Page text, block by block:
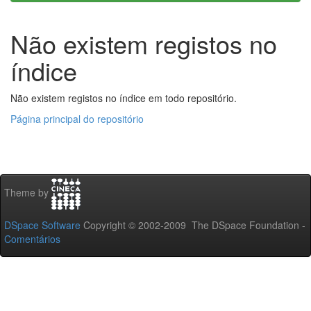
Não existem registos no
índice
Não existem registos no índice em todo repositório.
Página principal do repositório
Theme by
DSpace Software Copyright © 2002-2009 The DSpace Foundation -
Comentários